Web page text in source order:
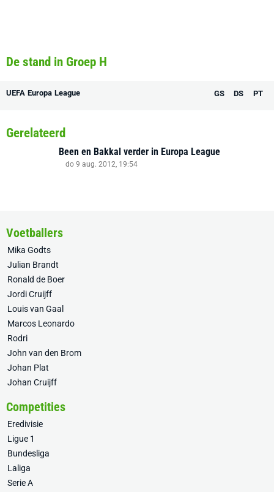
De stand in Groep H
UEFA Europa League GS DS PT
Gerelateerd
Been en Bakkal verder in Europa League
do 9 aug. 2012, 19:54
Voetballers
Mika Godts
Julian Brandt
Ronald de Boer
Jordi Cruijff
Louis van Gaal
Marcos Leonardo
Rodri
John van den Brom
Johan Plat
Johan Cruijff
Competities
Eredivisie
Ligue 1
Bundesliga
Laliga
Serie A